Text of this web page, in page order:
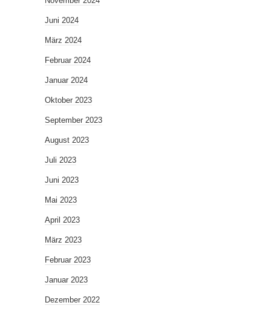
Juni 2024
März 2024
Februar 2024
Januar 2024
Oktober 2023
September 2023
August 2023
Juli 2023
Juni 2023
Mai 2023
April 2023
März 2023
Februar 2023
Januar 2023
Dezember 2022